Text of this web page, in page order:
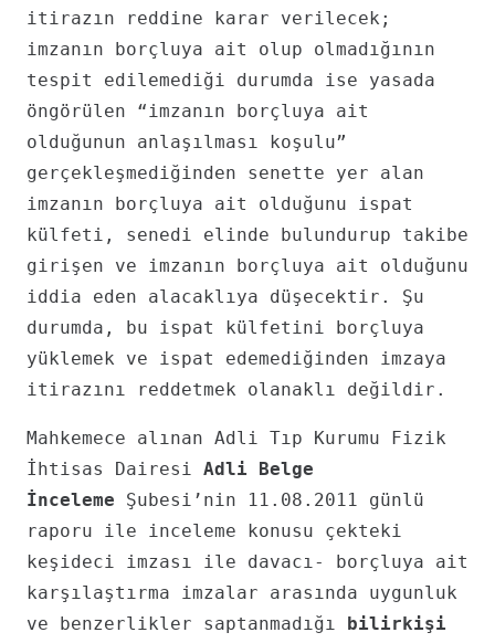
itirazın reddine karar verilecek;
imzanın borçluya ait olup olmadığının
tespit edilemediği durumda ise yasada
öngörülen “imzanın borçluya ait
olduğunun anlaşılması koşulu”
gerçekleşmediğinden senette yer alan
imzanın borçluya ait olduğunu ispat
külfeti, senedi elinde bulundurup takibe
girişen ve imzanın borçluya ait olduğunu
iddia eden alacaklıya düşecektir. Şu
durumda, bu ispat külfetini borçluya
yüklemek ve ispat edemediğinden imzaya
itirazını reddetmek olanaklı değildir.
Mahkemece alınan Adli Tıp Kurumu Fizik
İhtisas Dairesi Adli Belge
İnceleme Şubesi’nin 11.08.2011 günlü
raporu ile inceleme konusu çekteki
keşideci imzası ile davacı- borçluya ait
karşılaştırma imzalar arasında uygunluk
ve benzerlikler saptanmadığı
bilirkişi